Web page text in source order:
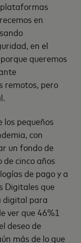
en
en el
queremos
remotos, pero
los pequeños
con
un fondo de
cinco años
de pago y a
Digitales que
digital para
ver que 46%1
deseo de
más de lo que